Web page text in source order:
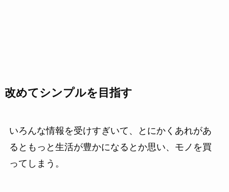
改めてシンプルを目指す
いろんな情報を受けすぎいて、とにかくあれがあ
るともっと生活が豊かになるとか思い、モノを買
ってしまう。